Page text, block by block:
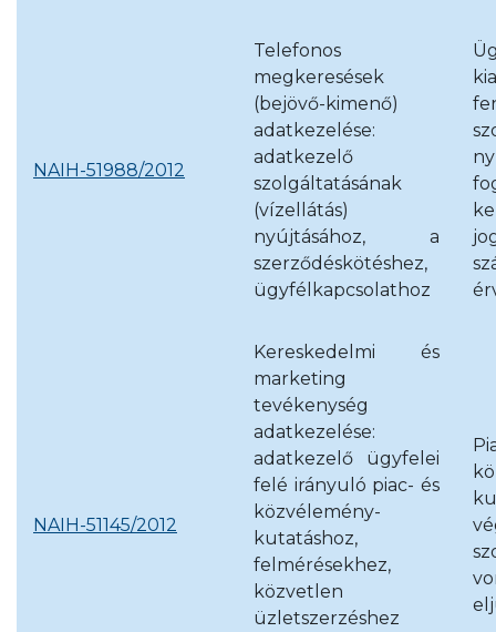
NAIH-51988/2012
Telefonos
megkeresések
(bejövő-kimenő)
adatkezelése:
adatkezelő
szolgáltatásának
(vízellátás)
nyújtásához, a
szerződéskötéshez,
ügyfélkapcsolathoz
NAIH-51145/2012
Kereskedelmi és
marketing
tevékenység
adatkezelése:
adatkezelő ügyfelei
felé irányuló piac- és
közvélemény-
kutatáshoz,
felmérésekhez,
közvetlen
üzletszerzéshez